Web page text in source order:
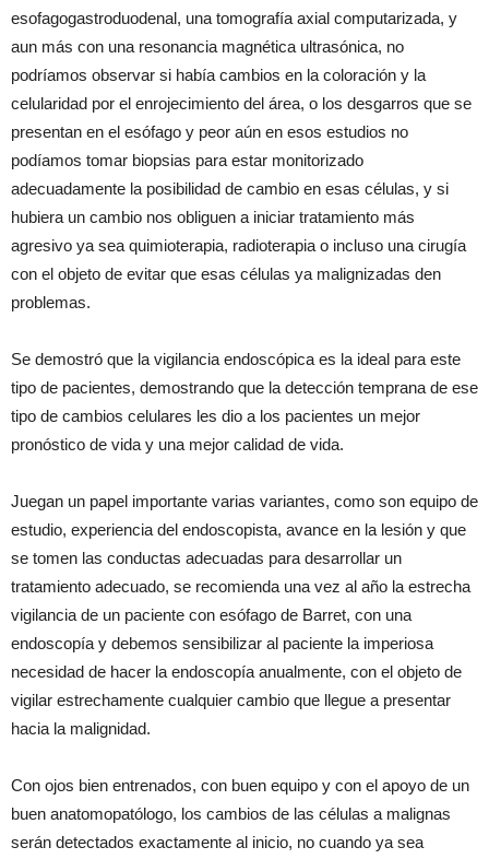
esofagogastroduodenal, una tomografía axial computarizada, y
aun más con una resonancia magnética ultrasónica, no
podríamos observar si había cambios en la coloración y la
celularidad por el enrojecimiento del área, o los desgarros que se
presentan en el esófago y peor aún en esos estudios no
podíamos tomar biopsias para estar monitorizado
adecuadamente la posibilidad de cambio en esas células, y si
hubiera un cambio nos obliguen a iniciar tratamiento más
agresivo ya sea quimioterapia, radioterapia o incluso una cirugía
con el objeto de evitar que esas células ya malignizadas den
problemas.
Se demostró que la vigilancia endoscópica es la ideal para este
tipo de pacientes, demostrando que la detección temprana de ese
tipo de cambios celulares les dio a los pacientes un mejor
pronóstico de vida y una mejor calidad de vida.
Juegan un papel importante varias variantes, como son equipo de
estudio, experiencia del endoscopista, avance en la lesión y que
se tomen las conductas adecuadas para desarrollar un
tratamiento adecuado, se recomienda una vez al año la estrecha
vigilancia de un paciente con esófago de Barret, con una
endoscopía y debemos sensibilizar al paciente la imperiosa
necesidad de hacer la endoscopía anualmente, con el objeto de
vigilar estrechamente cualquier cambio que llegue a presentar
hacia la malignidad.
Con ojos bien entrenados, con buen equipo y con el apoyo de un
buen anatomopatólogo, los cambios de las células a malignas
serán detectados exactamente al inicio, no cuando ya sea